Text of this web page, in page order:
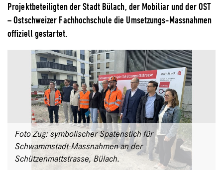
Projektbeteiligten der Stadt Bülach, der Mobiliar und der OST
– Ostschweizer Fachhochschule die Umsetzungs-Massnahmen
offiziell gestartet.
Foto Zug: symbolischer Spatenstich für
Schwammstadt-Massnahmen an der
Schützenmattstrasse, Bülach.